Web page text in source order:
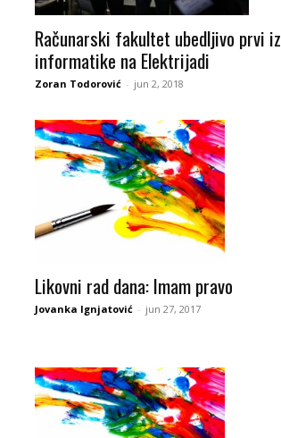
Računarski fakultet ubedljivo prvi iz
informatike na Elektrijadi
Zoran Todorović - jun 2, 2018
Likovni rad dana: Imam pravo
Jovanka Ignjatović - jun 27, 2017